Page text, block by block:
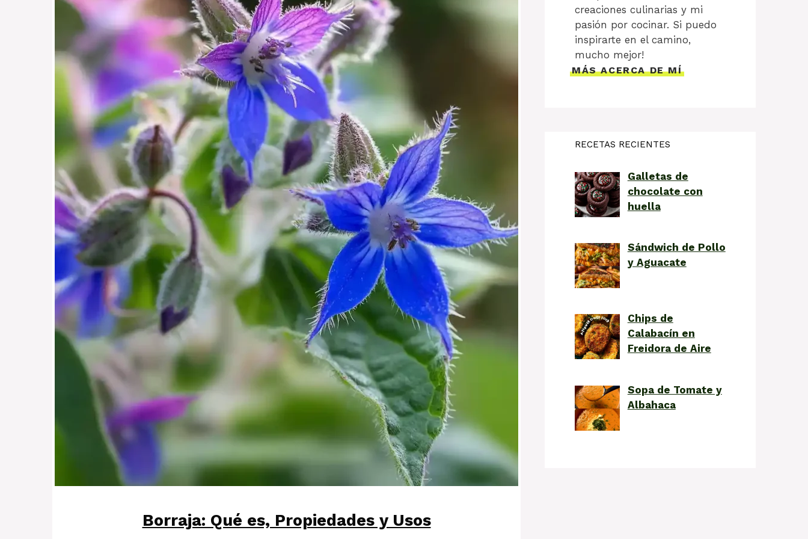
Borraja: Qué es, Propiedades y Usos
creaciones culinarias y mi
pasión por cocinar. Si puedo
inspirarte en el camino,
mucho mejor!
MÁS ACERCA DE MÍ
RECETAS RECIENTES
Galletas de
chocolate con
huella
Sándwich de Pollo
y Aguacate
Chips de
Calabacín en
Freidora de Aire
Sopa de Tomate y
Albahaca